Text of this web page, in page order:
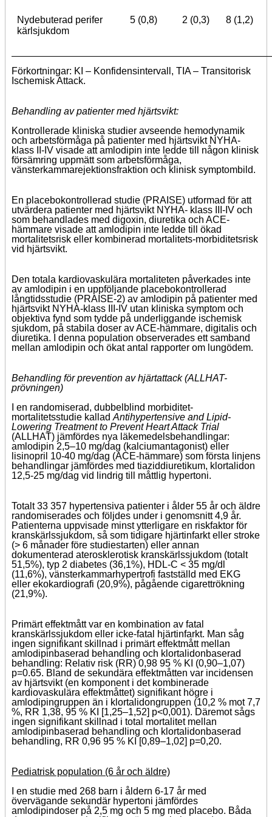
Nydebuterad perifer
kärlsjukdom
5 (0,8) 2 (0,3) 8 (1,2)
Förkortningar: KI – Konfidensintervall, TIA – Transitorisk
Ischemisk Attack.
Behandling av patienter med hjärtsvikt:
Kontrollerade kliniska studier avseende hemodynamik
och arbetsförmåga på patienter med hjärtsvikt NYHA-
klass II-IV visade att amlodipin inte ledde till någon klinisk
försämring uppmätt som arbetsförmåga,
vänsterkammarejektionsfraktion och klinisk symptombild.
En placebokontrollerad studie (PRAISE) utformad för att
utvärdera patienter med hjärtsvikt NYHA- klass III-IV och
som behandlades med digoxin, diuretika och ACE-
hämmare visade att amlodipin inte ledde till ökad
mortalitetsrisk eller kombinerad mortalitets-morbiditetsrisk
vid hjärtsvikt.
Den totala kardiovaskulära mortaliteten påverkades inte
av amlodipin i en uppföljande placebokontrollerad
långtidsstudie (PRAISE-2) av amlodipin på patienter med
hjärtsvikt NYHA-klass III-IV utan kliniska symptom och
objektiva fynd som tydde på underliggande ischemisk
sjukdom, på stabila doser av ACE-hämmare, digitalis och
diuretika. I denna population observerades ett samband
mellan amlodipin och ökat antal rapporter om lungödem.
Behandling för prevention av hjärtattack (ALLHAT-
prövningen)
I en randomiserad, dubbelblind morbiditet-
mortalitetsstudie kallad Antihypertensive and Lipid-
Lowering Treatment to Prevent Heart Attack Trial
(ALLHAT) jämfördes nya läkemedelsbehandlingar:
amlodipin 2,5–10 mg/dag (kalciumantagonist) eller
lisinopril 10-40 mg/dag (ACE-hämmare) som första linjens
behandlingar jämfördes med tiaziddiuretikum, klortalidon
12,5-25 mg/dag vid lindrig till måttlig hypertoni.
Totalt 33 357 hypertensiva patienter i ålder 55 år och äldre
randomiserades och följdes under i genomsnitt 4,9 år.
Patienterna uppvisade minst ytterligare en riskfaktor för
kranskärlssjukdom, så som tidigare hjärtinfarkt eller stroke
(> 6 månader före studiestarten) eller annan
dokumenterad aterosklerotisk kranskärlssjukdom (totalt
51,5%), typ 2 diabetes (36,1%), HDL-C < 35 mg/dl
(11,6%), vänsterkammarhypertrofi fastställd med EKG
eller ekokardiografi (20,9%), pågående cigarettrökning
(21,9%).
Primärt effektmått var en kombination av fatal
kranskärlssjukdom eller icke-fatal hjärtinfarkt. Man såg
ingen signifikant skillnad i primärt effektmått mellan
amlodipinbaserad behandling och klortalidonbaserad
behandling: Relativ risk (RR) 0,98 95 % KI (0,90–1,07)
p=0.65. Bland de sekundära effektmåtten var incidensen
av hjärtsvikt (en komponent i det kombinerade
kardiovaskulära effektmåttet) signifikant högre i
amlodipingruppen än i klortalidongruppen (10,2 % mot 7,7
%, RR 1,38, 95 % KI [1,25–1,52] p<0,001). Däremot sågs
ingen signifikant skillnad i total mortalitet mellan
amlodipinbaserad behandling och klortalidonbaserad
behandling, RR 0,96 95 % KI [0,89–1,02] p=0,20.
Pediatrisk population (6 år och äldre)
I en studie med 268 barn i åldern 6-17 år med
övervägande sekundär hypertoni jämfördes
amlodipindoser på 2,5 mg och 5 mg med placebo. Båda